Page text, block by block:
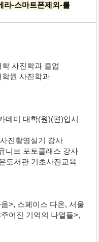
라-스마트폰제외-를
사진학과 졸업
학원 사진학과
데미 대학(원)(편)입시
진촬영실기 강사
니브 포토클래스 강사
도서관 기초사진교육
>, 스페이스 다온, 서울
어진 기억의 나열들>,